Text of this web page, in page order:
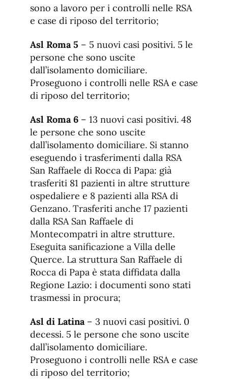
sono a lavoro per i controlli nelle RSA
e case di riposo del territorio;
Asl Roma 5 – 5 nuovi casi positivi. 5 le
persone che sono uscite
dall’isolamento domiciliare.
Proseguono i controlli nelle RSA e case
di riposo del territorio;
Asl Roma 6 – 13 nuovi casi positivi. 48
le persone che sono uscite
dall’isolamento domiciliare. Si stanno
eseguendo i trasferimenti dalla RSA
San Raffaele di Rocca di Papa: già
trasferiti 81 pazienti in altre strutture
ospedaliere e 8 pazienti alla RSA di
Genzano. Trasferiti anche 17 pazienti
dalla RSA San Raffaele di
Montecompatri in altre strutture.
Eseguita sanificazione a Villa delle
Querce. La struttura San Raffaele di
Rocca di Papa è stata diffidata dalla
Regione Lazio: i documenti sono stati
trasmessi in procura;
Asl di Latina– 3 nuovi casi positivi. 0
decessi. 5 le persone che sono uscite
dall’isolamento domiciliare.
Proseguono i controlli nelle RSA e case
di riposo del territorio;